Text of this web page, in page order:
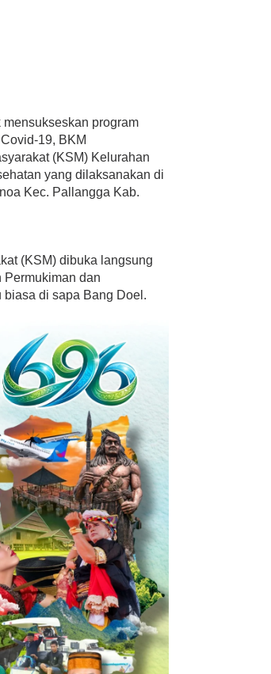
program
19, BKM
(KSM) Kelurahan
yang dilaksanakan di
Kec. Pallangga Kab.
(KSM) dibuka langsung
dan
di sapa Bang Doel.